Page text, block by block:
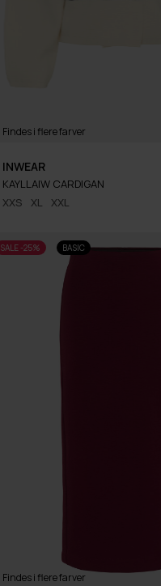
Findes i flere farver
XXS XL XXL
INWEAR
KAYLLAIW CARDIGAN
SALE -25% BASIC
Findes i flere farver